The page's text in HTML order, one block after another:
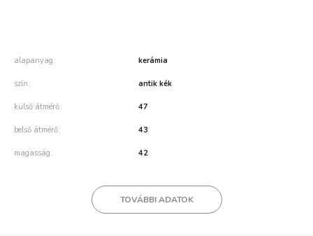
alapanyag kerámia
szín antik kék
külső átmérő 47
belső átmérő 43
magasság 42
TOVÁBBI ADATOK